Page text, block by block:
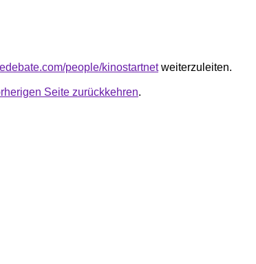
people/kinostartnetweiterzuleiten.
Seite zurückkehren.